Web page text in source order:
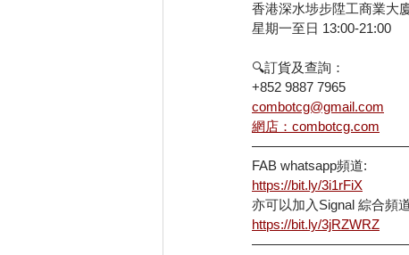
香港深水埗步陞工商業大
星期一至日 13:00-21:00
🔍訂貨及查詢：
+852 9887 7965
combotcg@gmail.com
網店：combotcg.com
FAB whatsapp頻道:
https://bit.ly/3i1rFiX
亦可以加入Signal 綜合頻
https://bit.ly/3jRZWRZ